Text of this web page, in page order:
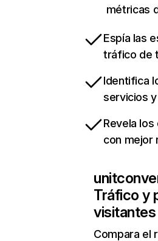
métricas
Espía las
tráfico de
Identifica
servicios
Revela
con mejor
Tráfico y
visitantes
Compara el